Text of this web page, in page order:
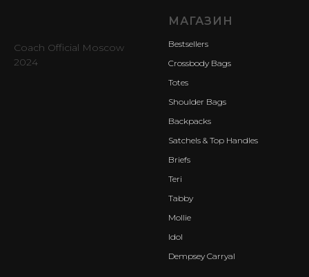
Coach Official Moscow
2024
МАГАЗИН
Bestsellers
Crossbody Bags
Totes
Shoulder Bags
Backpacks
Satchels & Top Handles
Briefs
Teri
Tabby
Mollie
Idol
Dempsey Carryal